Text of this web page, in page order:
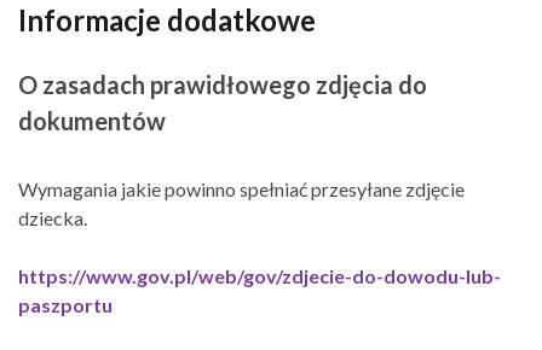
Informacje dodatkowe
O zasadach prawidłowego zdjęcia do
dokumentów
Wymagania jakie powinno spełniać przesyłane zdjęcie
dziecka.
https://www.gov.pl/web/gov/zdjecie-do-dowodu-lub-
paszportu